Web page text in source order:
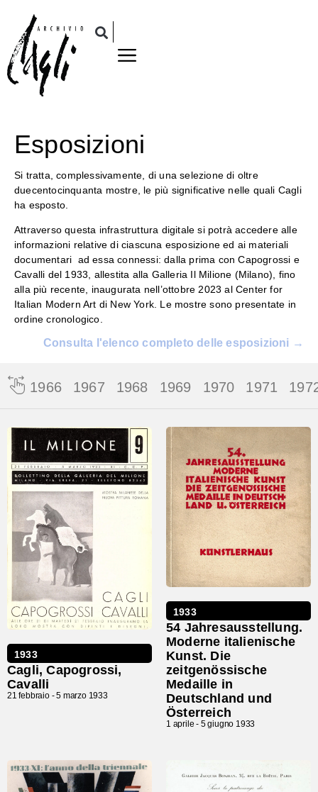
Esposizioni
Si tratta, complessivamente, di una selezione di oltre
duecentocinquanta mostre, le più significative nelle quali Cagli
ha esposto.
Attraverso questa infrastruttura digitale si potrà accedere alle
informazioni relative di ciascuna esposizione ed ai materiali
documentari ad essa connessi: dalla prima con Capogrossi e
Cavalli del 1933, allestita alla Galleria Il Milione (Milano), fino
alla più recente, inaugurata nell’ottobre 2023 al Center for
Italian Modern Art di New York. Le mostre sono presentate in
ordine cronologico.
Consulta l'elenco completo delle esposizioni →
1966 1967 1968 1969 1970 1971
1933
Cagli, Capogrossi,
Cavalli
21 febbraio -5 marzo 1933
1933
54 Jahresausstellung.
Moderne italienische
Kunst. Die
zeitgenössische
Medaille in
Deutschland und
Österreich
1 aprile - 5 giugno 1933